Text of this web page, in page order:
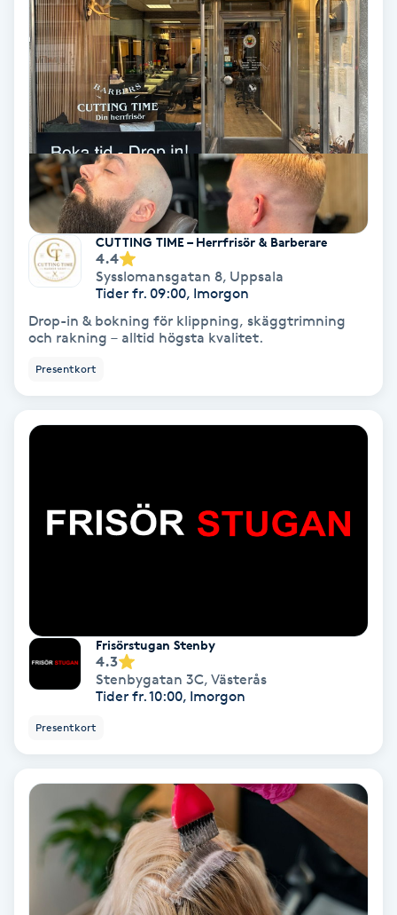
Permanent hårborttagning
Permanent ögonbrynsmakeup
Personal shopper
Personlig tränare
Picolaser
Piercing
Power Yoga
Psoriasis
Rakning
Reflexologi
CUTTING TIME – Herrfrisör & Barberare
4.4
Sysslomansgatan 8, Uppsala
Tider fr. 09:00, Imorgon
Drop-in & bokning för klippning, skäggtrimning
och rakning – alltid högsta kvalitet.
Presentkort
Frisörstugan Stenby
4.3
Stenbygatan 3C, Västerås
Tider fr. 10:00, Imorgon
Presentkort